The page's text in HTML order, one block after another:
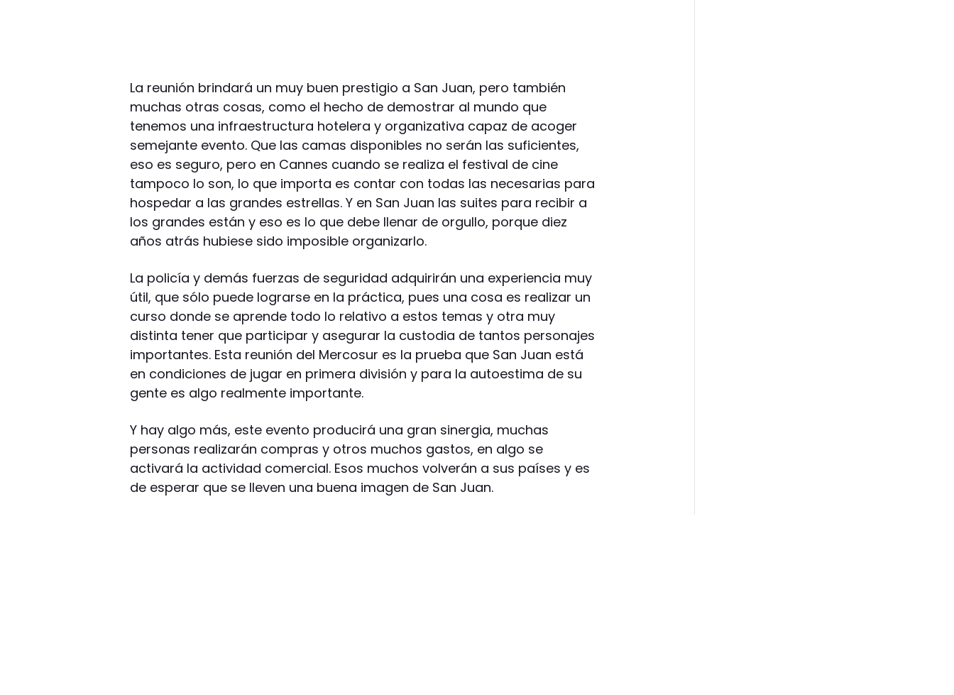
La reunión brindará un muy buen prestigio a San Juan, pero también
muchas otras cosas, como el hecho de demostrar al mundo que
tenemos una infraestructura hotelera y organizativa capaz de acoger
semejante evento. Que las camas disponibles no serán las suficientes,
eso es seguro, pero en Cannes cuando se realiza el festival de cine
tampoco lo son, lo que importa es contar con todas las necesarias para
hospedar a las grandes estrellas. Y en San Juan las suites para recibir a
los grandes están y eso es lo que debe llenar de orgullo, porque diez
años atrás hubiese sido imposible organizarlo.
La policía y demás fuerzas de seguridad adquirirán una experiencia muy
útil, que sólo puede lograrse en la práctica, pues una cosa es realizar un
curso donde se aprende todo lo relativo a estos temas y otra muy
distinta tener que participar y asegurar la custodia de tantos personajes
importantes. Esta reunión del Mercosur es la prueba que San Juan está
en condiciones de jugar en primera división y para la autoestima de su
gente es algo realmente importante.
Y hay algo más, este evento producirá una gran sinergia, muchas
personas realizarán compras y otros muchos gastos, en algo se
activará la actividad comercial. Esos muchos volverán a sus países y es
de esperar que se lleven una buena imagen de San Juan.